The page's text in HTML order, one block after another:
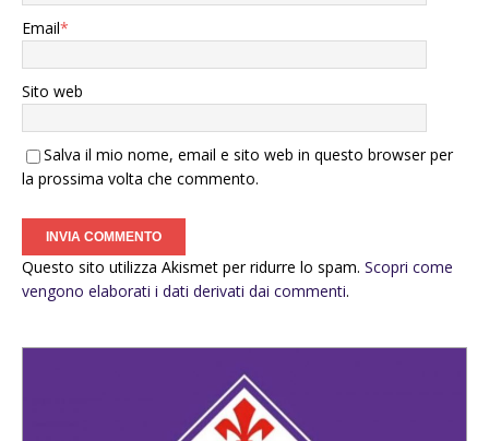
Email*
Sito web
Salva il mio nome, email e sito web in questo browser per
la prossima volta che commento.
Questo sito utilizza Akismet per ridurre lo spam. Scopri come
vengono elaborati i dati derivati dai commenti.